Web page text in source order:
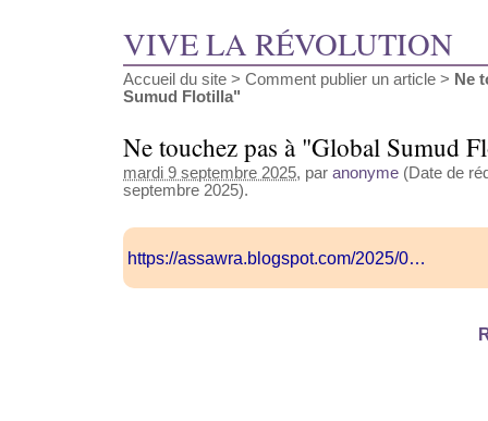
VIVE LA RÉVOLUTION
Accueil du site > Comment publier un article > Ne
Sumud Flotilla"
Ne touchez pas à "Global Sumud
mardi 9 septembre 2025, par anonyme (Date de
septembre 2025).
https://assawra.blogspot.com/2025/0…